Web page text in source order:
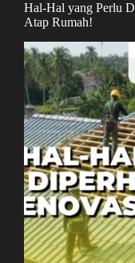
Hal-Hal yang Perlu
Atap Rumah!